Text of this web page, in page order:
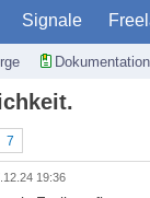
Signale
Dokumentation
7
19:36